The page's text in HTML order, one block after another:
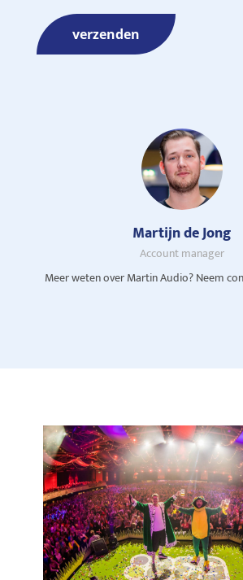
verzenden
Martijn de Jong
Account manager
Meer weten over Martin Audio? Neem